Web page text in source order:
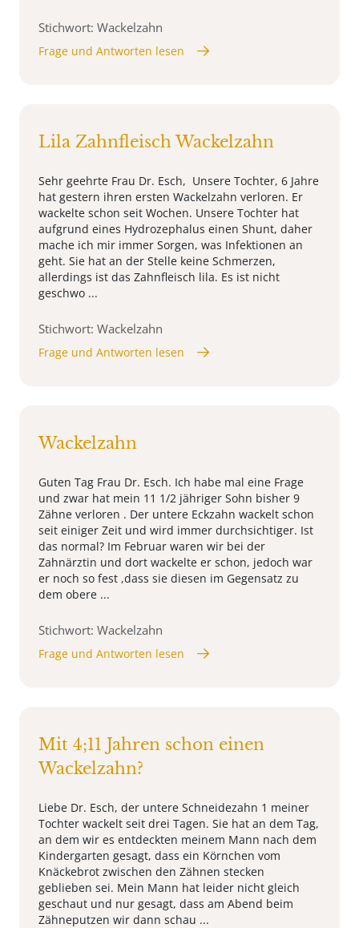
Stichwort: Wackelzahn
Frage und Antworten lesen
Lila Zahnfleisch Wackelzahn
Sehr geehrte Frau Dr. Esch, Unsere Tochter, 6 Jahre
hat gestern ihren ersten Wackelzahn verloren. Er
wackelte schon seit Wochen. Unsere Tochter hat
aufgrund eines Hydrozephalus einen Shunt, daher
mache ich mir immer Sorgen, was Infektionen an
geht. Sie hat an der Stelle keine Schmerzen,
allerdings ist das Zahnfleisch lila. Es ist nicht
geschwo ...
Stichwort: Wackelzahn
Frage und Antworten lesen
Wackelzahn
Guten Tag Frau Dr. Esch. Ich habe mal eine Frage
und zwar hat mein 11 1/2 jähriger Sohn bisher 9
Zähne verloren . Der untere Eckzahn wackelt schon
seit einiger Zeit und wird immer durchsichtiger. Ist
das normal? Im Februar waren wir bei der
Zahnärztin und dort wackelte er schon, jedoch war
er noch so fest ,dass sie diesen im Gegensatz zu
dem obere ...
Stichwort: Wackelzahn
Frage und Antworten lesen
Mit 4;11 Jahren schon einen
Wackelzahn?
Liebe Dr. Esch, der untere Schneidezahn 1 meiner
Tochter wackelt seit drei Tagen. Sie hat an dem Tag,
an dem wir es entdeckten meinem Mann nach dem
Kindergarten gesagt, dass ein Körnchen vom
Knäckebrot zwischen den Zähnen stecken
geblieben sei. Mein Mann hat leider nicht gleich
geschaut und nur gesagt, dass am Abend beim
Zähneputzen wir dann schau ...